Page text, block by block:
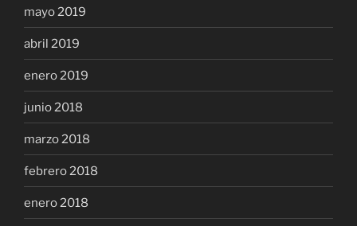
mayo 2019
abril 2019
enero 2019
junio 2018
marzo 2018
febrero 2018
enero 2018